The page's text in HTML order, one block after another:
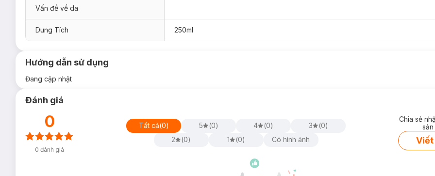
Vấn đề về da
Dung Tích 250ml
Hướng dẫn sử dụng
Đang cập nhật
Đánh giá
0
0 đánh giá
Tất cả(0) 5 (0) 4 (0) 3 (0)
2
(0) 1 (0) Có hình ảnh
Chia sẻ
Viết